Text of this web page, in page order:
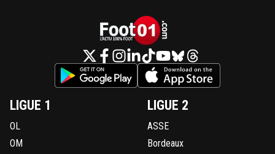
LIGUE 1
OL
OM
LIGUE 2
ASSE
Bordeaux